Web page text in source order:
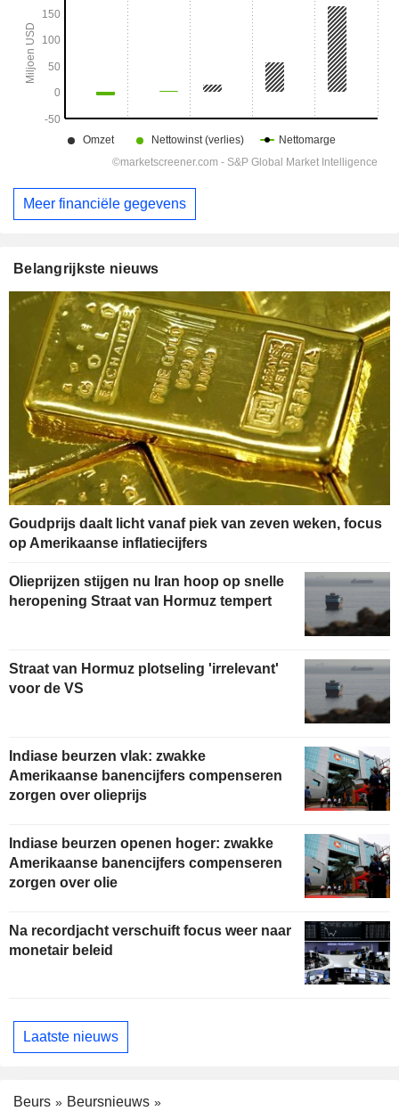
Meer financiële gegevens
Belangrijkste nieuws
Goudprijs daalt licht vanaf piek van zeven weken, focus
op Amerikaanse inflatiecijfers
Olieprijzen stijgen nu Iran hoop op snelle
heropening Straat van Hormuz tempert
Straat van Hormuz plotseling 'irrelevant'
voor de VS
Indiase beurzen vlak: zwakke
Amerikaanse banencijfers compenseren
zorgen over olieprijs
Indiase beurzen openen hoger: zwakke
Amerikaanse banencijfers compenseren
zorgen over olie
Na recordjacht verschuift focus weer naar
monetair beleid
Laatste nieuws
Beurs
Beursnieuws